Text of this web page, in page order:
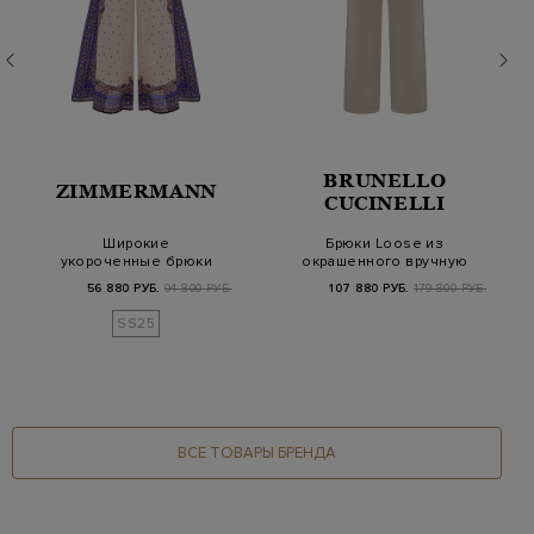
ZIMMERMANN
Широкие
укороченные брюки
Maxine с принтом
Purple Pais…
56 880 РУБ. 94 800 РУБ.
SS25
BRUNELLO
CUCINELLI
Брюки Loose из
окрашенного вручную
хлопкового бархата
107 880 РУБ. 179 800 РУБ.
ВСЕ ТОВАРЫ БРЕНДА